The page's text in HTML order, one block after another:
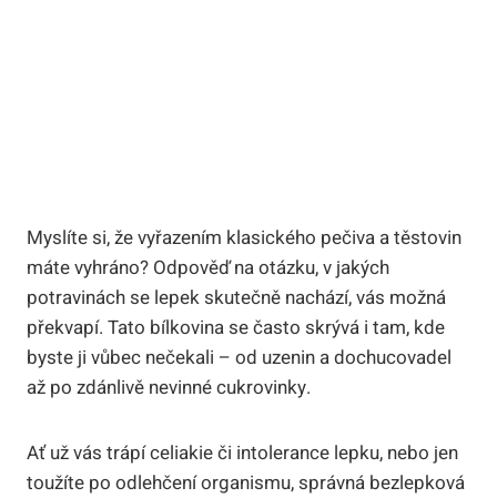
Myslíte si, že vyřazením klasického pečiva a těstovin
máte vyhráno? Odpověď na otázku, v jakých
potravinách se lepek skutečně nachází, vás možná
překvapí. Tato bílkovina se často skrývá i tam, kde
byste ji vůbec nečekali – od uzenin a dochucovadel
až po zdánlivě nevinné cukrovinky.
Ať už vás trápí celiakie či intolerance lepku, nebo jen
toužíte po odlehčení organismu, správná bezlepková